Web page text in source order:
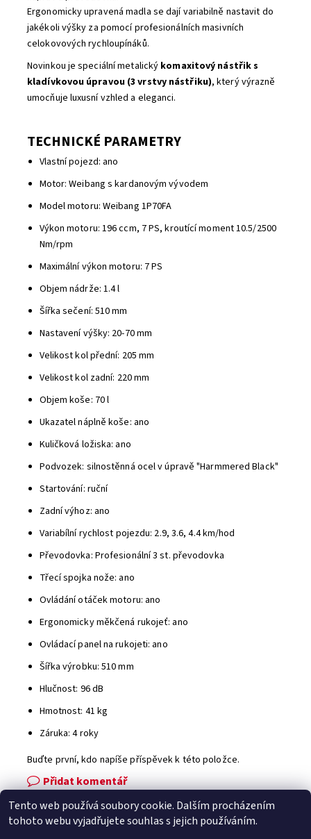
Ergonomicky upravená madla se dají variabilně nastavit do
jakékoli výšky za pomocí profesionálních masivních
celokovových rychloupínáků.
Novinkou je speciální metalický komaxitový nástřik s
kladívkovou úpravou (3 vrstvy nástřiku), který výrazně
umocňuje luxusní vzhled a eleganci.
TECHNICKÉ PARAMETRY
Vlastní pojezd: ano
Motor: Weibang s kardanovým vývodem
Model motoru: Weibang 1P70FA
Výkon motoru: 196 ccm, 7 PS, kroutící moment 10.5/2500
Nm/rpm
Maximální výkon motoru: 7 PS
Objem nádrže: 1.4 l
Šířka sečení: 510 mm
Nastavení výšky: 20-70 mm
Velikost kol přední: 205 mm
Velikost kol zadní: 220 mm
Objem koše: 70 l
Ukazatel náplně koše: ano
Kuličková ložiska: ano
Podvozek: silnostěnná ocel v úpravě "Harmmered Black"
Startování: ruční
Zadní výhoz: ano
Variabílní rychlost pojezdu: 2.9, 3.6, 4.4 km/hod
Převodovka: Profesionální 3 st. převodovka
Třecí spojka nože: ano
Ovládání otáček motoru: ano
Ergonomicky měkčená rukojeť: ano
Ovládací panel na rukojeti: ano
Šířka výrobku: 510 mm
Hlučnost: 96 dB
Hmotnost: 41 kg
Záruka: 4 roky
Buďte první, kdo napíše příspěvek k této položce.
Přidat komentář
Facebook | Heureka.cz | Zboží.cz
Tento web používá soubory cookie. Dalším procházením
tohoto webu vyjadřujete souhlas s jejich používáním.